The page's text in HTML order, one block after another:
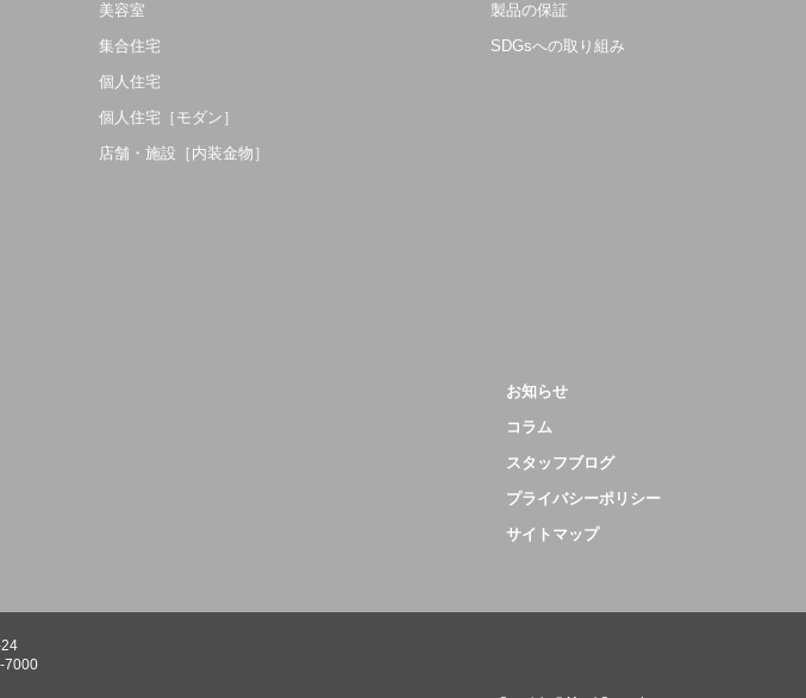
美容室
集合住宅
個人住宅
個人住宅［モダン］
店舗・施設［内装金物］
製品の保証
SDGsへの取り組み
お知らせ
コラム
スタッフブログ
プライバシーポリシー
サイトマップ
7000